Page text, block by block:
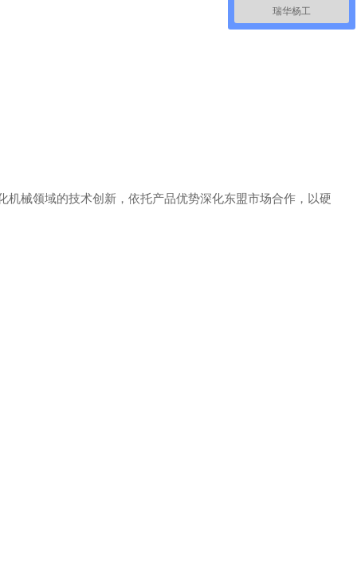
械领域的技术创新，依托产品优势深化东盟市场合作，以硬
瑞华杨工